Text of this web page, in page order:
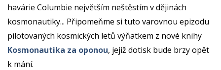
havárie Columbie největším neštěstím v dějinách
kosmonautiky... Připomeňme si tuto varovnou epizodu
pilotovaných kosmických letů výňatkem z nové knihy
Kosmonautika za oponou, jejiž dotisk bude brzy opět
k mání.